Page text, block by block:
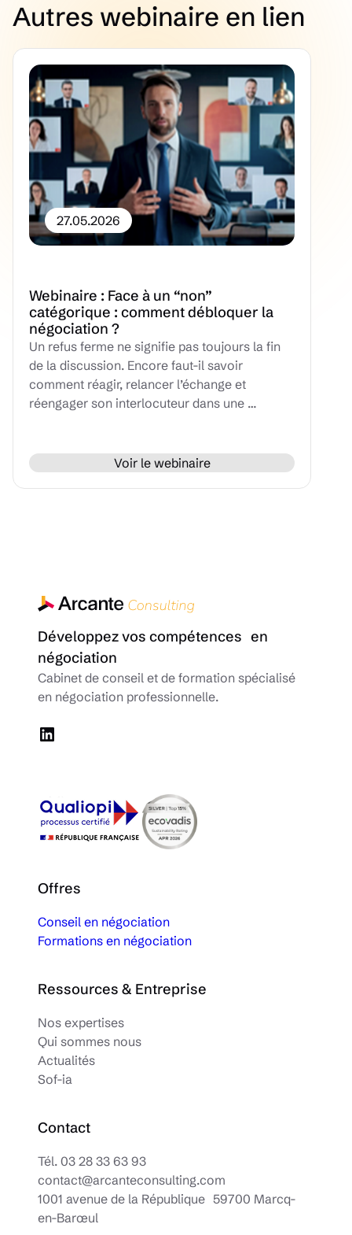
Autres webinaire en lien
27.05.2026
Webinaire : Face à un “non”
catégorique : comment débloquer la
négociation ?
Un refus ferme ne signifie pas toujours la fin
de la discussion. Encore faut-il savoir
comment réagir, relancer l’échange et
réengager son interlocuteur dans une …
Voir le webinaire
Développez vos compétences en
négociation
Cabinet de conseil et de formation spécialisé
en négociation professionnelle.
LinkedIn
Offres
Conseil en négociation
Formations en négociation
Ressources & Entreprise
Nos expertises
Qui sommes nous
Actualités
Sof-ia
Contact
Tél. 03 28 33 63 93
contact@arcanteconsulting.com
1001 avenue de la République 59700 Marcq-
en-Barœul